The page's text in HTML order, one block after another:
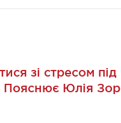
зі стресом під
Пояснює Юлія